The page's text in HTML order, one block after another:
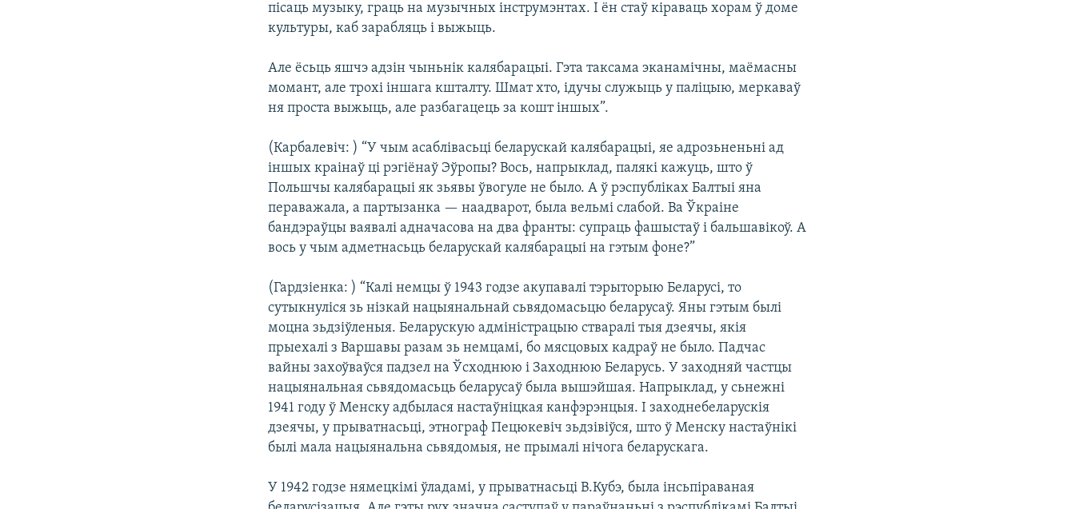
пісаць музыку, граць на музычных інструмэнтах. І ён стаў кіраваць хорам ў доме
культуры, каб зарабляць і выжыць.
Але ёсьць яшчэ адзін чыньнік калябарацыі. Гэта таксама эканамічны, маёмасны
момант, але трохі іншага кшталту. Шмат хто, ідучы служыць у паліцыю, меркаваў
ня проста выжыць, але разбагацець за кошт іншых”.
(Карбалевіч: ) “У чым асаблівасьці беларускай калябарацыі, яе адрозьненьні ад
іншых краінаў ці рэгіёнаў Эўропы? Вось, напрыклад, палякі кажуць, што ў
Польшчы калябарацыі як зьявы ўвогуле не было. А ў рэспубліках Балтыі яна
пераважала, а партызанка — наадварот, была вельмі слабой. Ва Ўкраіне
бандэраўцы ваявалі адначасова на два франты: супраць фашыстаў і бальшавікоў. А
вось у чым адметнасьць беларускай калябарацыі на гэтым фоне?”
(Гардзіенка: ) “Калі немцы ў 1943 годзе акупавалі тэрыторыю Беларусі, то
сутыкнуліся зь нізкай нацыянальнай сьвядомасьцю беларусаў. Яны гэтым былі
моцна зьдзіўленыя. Беларускую адміністрацыю стваралі тыя дзеячы, якія
прыехалі з Варшавы разам зь немцамі, бо мясцовых кадраў не было. Падчас
вайны захоўваўся падзел на Ўсходнюю і Заходнюю Беларусь. У заходняй частцы
нацыянальная сьвядомасьць беларусаў была вышэйшая. Напрыклад, у сьнежні
1941 году ў Менску адбылася настаўніцкая канфэрэнцыя. І заходнебеларускія
дзеячы, у прыватнасьці, этнограф Пецюкевіч зьдзівіўся, што ў Менску настаўнікі
былі мала нацыянальна сьвядомыя, не прымалі нічога беларускага.
У 1942 годзе нямецкімі ўладамі, у прыватнасьці В.Кубэ, была інсьпіраваная